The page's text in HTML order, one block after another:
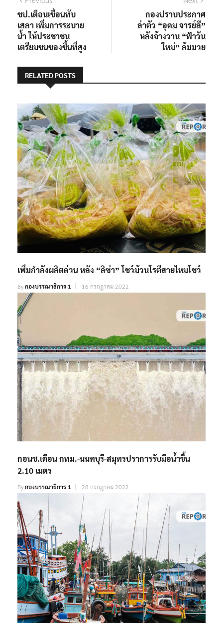
แนะแนว
เรื่อง
PreviousPrevious
post:
ชป.เตือนเขื่อนทับ
เสลา เพิ่มการระบาย
เตรียมขนของขึ้นที่สูง
Next
post:
กองปราบประกาศ
ล่าตัว “อุดม จารย์ลี”
เพิ่มกำลังผลิตด่วน หลัง “ลิซ่า” โชว์ม้วนโรตีสายไหมโชว์
Byกองบรรณาธิการ 1
2.10 เมตร
By กองบรรณาธิการ 1 28 กรกฎาคม 2022